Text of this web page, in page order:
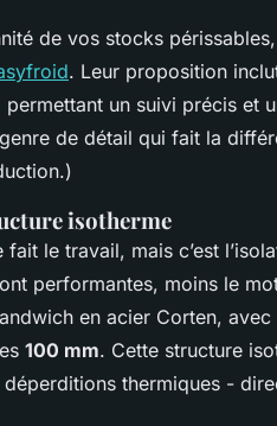
de vos stocks
. Leur proposition
un suivi précis et
genre de détail qui fait la
isotherme
le travail, mais c’est
performantes, moins le
en acier Corten,
100 mm. Cette structure
thermiques -